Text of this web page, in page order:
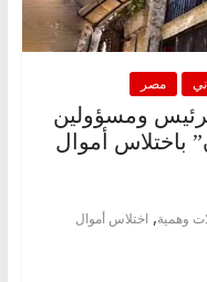
مصر
ومسؤولين
باختلاس أموال
وهمية, اختلاس أموال